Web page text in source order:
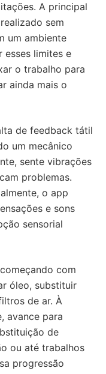
A principal
sem
um ambiente
esses limites e
o trabalho para
ainda mais o
de feedback tátil
um mecânico
sente vibrações
problemas.
o app
e sons
sensorial
com
óleo, substituir
de ar. À
avance para
de
ou até trabalhos
progressão